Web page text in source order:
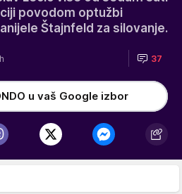
povodom optužbi
Štajnfeld za silovanje.
37
u vaš Google izbor